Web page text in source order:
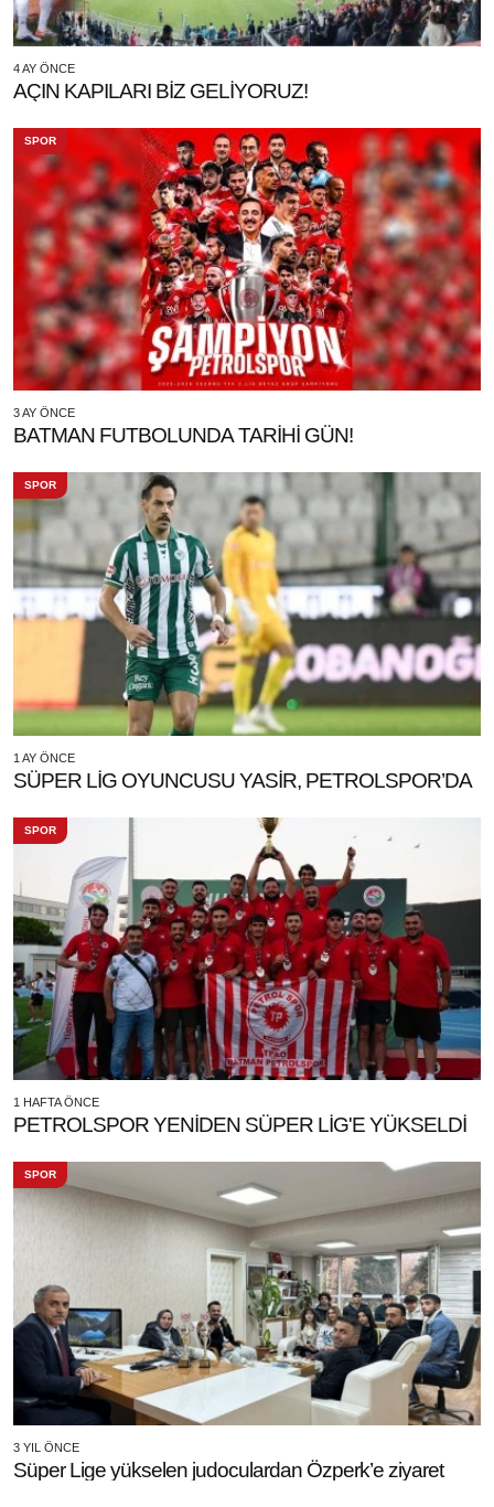
4 AY ÖNCE
AÇIN KAPILARI BİZ GELİYORUZ!
SPOR
3 AY ÖNCE
BATMAN FUTBOLUNDA TARİHİ GÜN!
SPOR
1 AY ÖNCE
SÜPER LİG OYUNCUSU YASİR, PETROLSPOR’DA
SPOR
1 HAFTA ÖNCE
PETROLSPOR YENİDEN SÜPER LİG'E YÜKSELDİ
SPOR
3 YIL ÖNCE
Süper Lige yükselen judoculardan Özperk’e ziyaret